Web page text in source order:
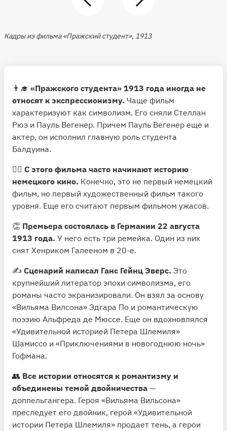
Кадры из фильма «Пражский студент», 1913
👨‍🎓 «Пражского студента» 1913 года иногда не
относят к экспрессионизму. Чаще фильм
характеризуют как символизм. Его сняли Стеллан
Рюэ и Пауль Вегенер. Причем Пауль Вегенер еще и
актер, он исполнил главную роль студента
Балдуина.
🦹‍♂️ С этого фильма часто начинают историю
немецкого кино. Конечно, это не первый немецкий
фильм, но первый художественный фильм такого
уровня. Еще его считают первым фильмом ужасов.
👏 Премьера состоялась в Германии 22 августа
1913 года. У него есть три ремейка. Один из них
снят Хенриком Галееном в 20-е.
✍️ Сценарий написал Ганс Гейнц Эверс. Это
крупнейший литератор эпохи символизма, его
романы часто экранизировали. Он взял за основу
«Вильяма Вилсона» Эдгара По и романтическую
поэзию Альфреда де Мюссе. Еще он вдохновлялся
«Удивительной историей Петера Шлемиля»
Шамиссо и «Приключениями в новогоднюю ночь»
Гофмана.
👥 Все истории относятся к романтизму и
объединены темой двойничества —
доппельгангера. Героя «Вильяма Вильсона»
преследует его двойник, герой «Удивительной
истории Петера Шлемиля» продает тень, а герои